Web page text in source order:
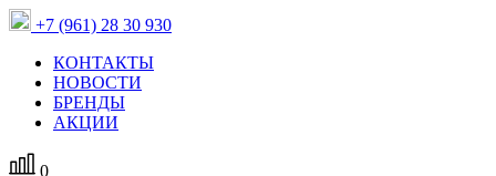
+7 (961) 28 30 930
КОНТАКТЫ
НОВОСТИ
БРЕНДЫ
АКЦИИ
0